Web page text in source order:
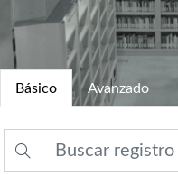
Básico Avanzado